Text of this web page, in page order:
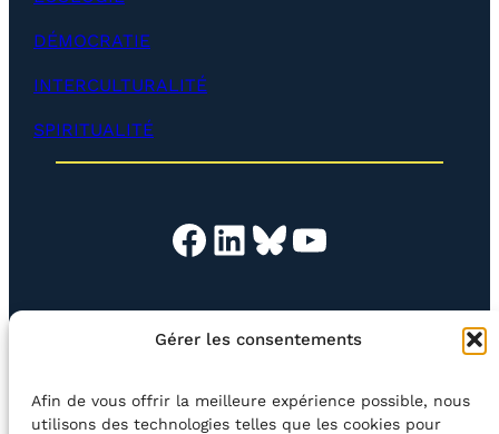
Gérer les consentements
Afin de vous offrir la meilleure expérience possible, nous
utilisons des technologies telles que les cookies pour
l
o
p
e
r
)
DÉMOCRATIE
INTERCULTURALITÉ
SPIRITUALITÉ
Facebook LinkedIn Bluesky YouTube
EN QUESTION BOUTIQUE NEWSLETTER
CONTACT
Rechercher